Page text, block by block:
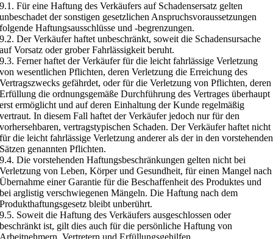
9.1. Für eine Haftung des Verkäufers auf Schadensersatz gelten
unbeschadet der sonstigen gesetzlichen Anspruchsvoraussetzungen
folgende Haftungsausschlüsse und -begrenzungen.
9.2. Der Verkäufer haftet unbeschränkt, soweit die Schadensursache
auf Vorsatz oder grober Fahrlässigkeit beruht.
9.3. Ferner haftet der Verkäufer für die leicht fahrlässige Verletzung
von wesentlichen Pflichten, deren Verletzung die Erreichung des
Vertragszwecks gefährdet, oder für die Verletzung von Pflichten, deren
Erfüllung die ordnungsgemäße Durchführung des Vertrages überhaupt
erst ermöglicht und auf deren Einhaltung der Kunde regelmäßig
vertraut. In diesem Fall haftet der Verkäufer jedoch nur für den
vorhersehbaren, vertragstypischen Schaden. Der Verkäufer haftet nicht
für die leicht fahrlässige Verletzung anderer als der in den vorstehenden
Sätzen genannten Pflichten.
9.4. Die vorstehenden Haftungsbeschränkungen gelten nicht bei
Verletzung von Leben, Körper und Gesundheit, für einen Mangel nach
Übernahme einer Garantie für die Beschaffenheit des Produktes und
bei arglistig verschwiegenen Mängeln. Die Haftung nach dem
Produkthaftungsgesetz bleibt unberührt.
9.5. Soweit die Haftung des Verkäufers ausgeschlossen oder
beschränkt ist, gilt dies auch für die persönliche Haftung von
Arbeitnehmern, Vertretern und Erfüllungsgehilfen.